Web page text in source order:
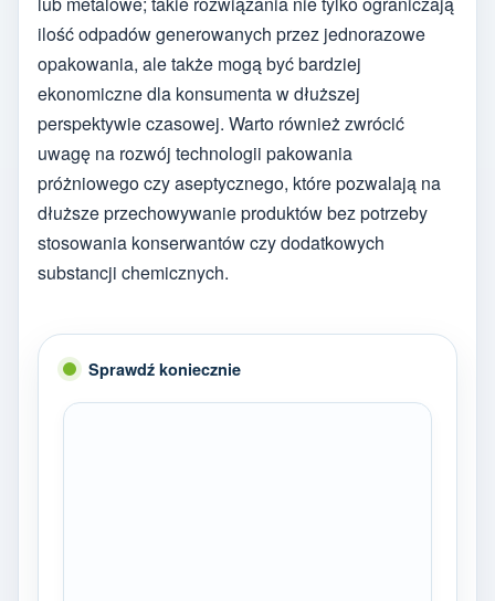
ilość odpadów generowanych przez jednorazowe
opakowania, ale także mogą być bardziej
ekonomiczne dla konsumenta w dłuższej
perspektywie czasowej. Warto również zwrócić
uwagę na rozwój technologii pakowania
próżniowego czy aseptycznego, które pozwalają na
dłuższe przechowywanie produktów bez potrzeby
stosowania konserwantów czy dodatkowych
substancji chemicznych.
Sprawdź koniecznie